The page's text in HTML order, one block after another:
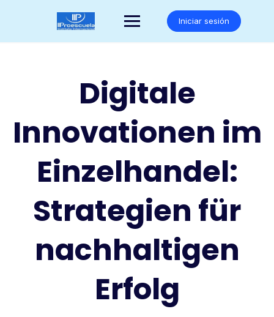
Iniciar sesión
Digitale
Innovationen im
Einzelhandel:
Strategien für
nachhaltigen
Erfolg